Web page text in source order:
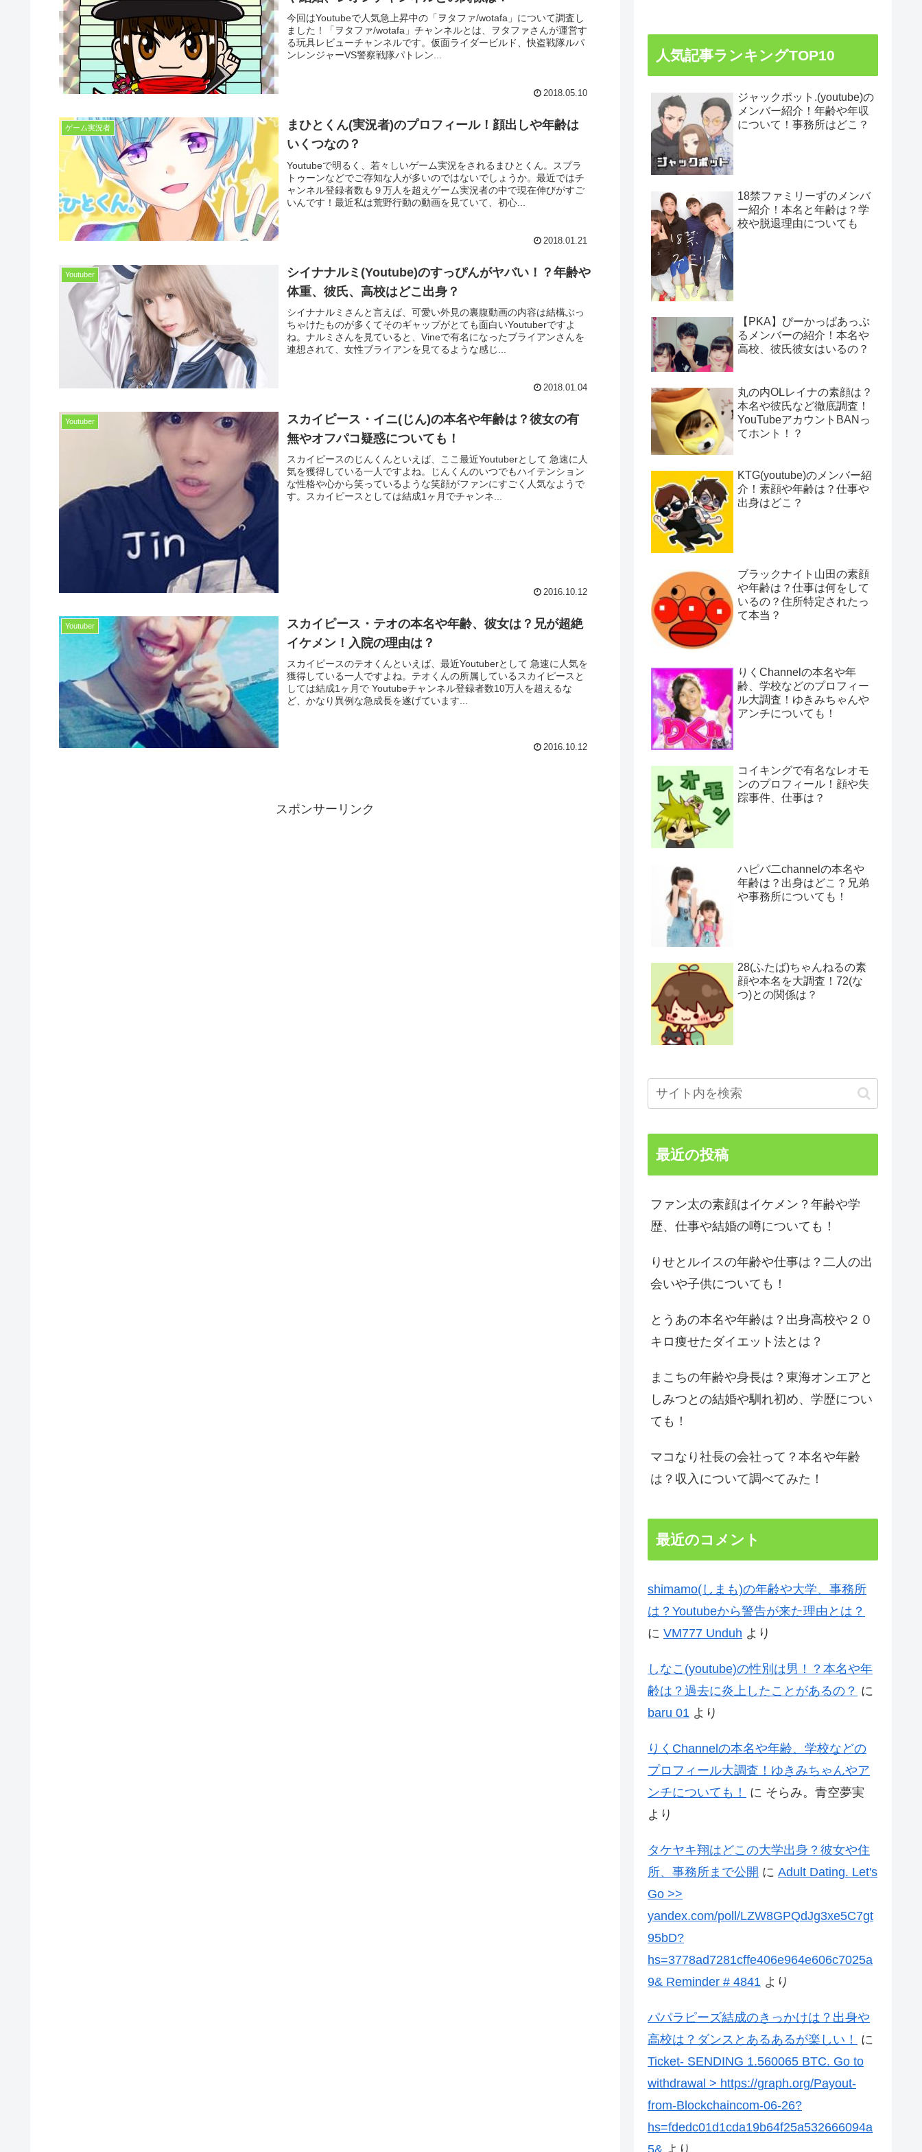
今回はYoutubeで人気急上昇中の「ヲタファ/wotafa」について調査し
ました！「ヲタファ/wotafa」チャンネルとは、ヲタファさんが運営す
る玩具レビューチャンネルです。仮面ライダービルド、快盗戦隊ルパ
ンレンジャーVS警察戦隊パトレン...
2018.05.10
ゲーム実況者
まひとくん(実況者)のプロフィール！顔出しや年齢は
いくつなの？
Youtubeで明るく、若々しいゲーム実況をされるまひとくん。スプラ
トゥーンなどでご存知な人が多いのではないでしょうか。最近ではチ
ャンネル登録者数も９万人を超えゲーム実況者の中で現在伸びがすご
いんです！最近私は荒野行動の動画を見ていて、初心...
2018.01.21
Youtuber
シイナナルミ(Youtube)のすっぴんがヤバい！？年齢や
体重、彼氏、高校はどこ出身？
シイナナルミさんと言えば、可愛い外見の裏腹動画の内容は結構ぶっ
ちゃけたものが多くてそのギャップがとても面白いYoutuberですよ
ね。ナルミさんを見ていると、Vineで有名になったブライアンさんを
連想されて、女性ブライアンを見てるような感じ...
2018.01.04
Youtuber
スカイピース・イニ(じん)の本名や年齢は？彼女の有
無やオフパコ疑惑についても！
スカイピースのじんくんといえば、ここ最近Youtuberとして 急速に人
気を獲得している一人ですよね。じんくんのいつでもハイテンション
な性格や心から笑っているような笑顔がファンにすごく人気なようで
す。スカイピースとしては結成1ヶ月でチャンネ...
2016.10.12
Youtuber
スカイピース・テオの本名や年齢、彼女は？兄が超絶
イケメン！入院の理由は？
スカイピースのテオくんといえば、最近Youtuberとして 急速に人気を
獲得している一人ですよね。テオくんの所属しているスカイピースと
しては結成1ヶ月で Youtubeチャンネル登録者数10万人を超えるな
ど、かなり異例な急成長を遂げています...
2016.10.12
スポンサーリンク
人気記事ランキングTOP10
ジャックポット.(youtube)の
メンバー紹介！年齢や年収
について！事務所はどこ？
18禁ファミリーずのメンバ
ー紹介！本名と年齢は？学
校や脱退理由についても
【PKA】ぴーかっぱあっぷ
るメンバーの紹介！本名や
高校、彼氏彼女はいるの？
丸の内OLレイナの素顔は？
本名や彼氏など徹底調査！
YouTubeアカウントBANっ
てホント！？
KTG(youtube)のメンバー紹
介！素顔や年齢は？仕事や
出身はどこ？
ブラックナイト山田の素顔
や年齢は？仕事は何をして
いるの？住所特定されたっ
て本当？
りくChannelの本名や年
齢、学校などのプロフィー
ル大調査！ゆきみちゃんや
アンチについても！
コイキングで有名なレオモ
ンのプロフィール！顔や失
踪事件、仕事は？
ハピバ二channelの本名や
年齢は？出身はどこ？兄弟
や事務所についても！
28(ふたば)ちゃんねるの素
顔や本名を大調査！72(な
つ)との関係は？
最近の投稿
ファン太の素顔はイケメン？年齢や学
歴、仕事や結婚の噂についても！
りせとルイスの年齢や仕事は？二人の出
会いや子供についても！
とうあの本名や年齢は？出身高校や２０
キロ痩せたダイエット法とは？
まこちの年齢や身長は？東海オンエアと
しみつとの結婚や馴れ初め、学歴につい
ても！
マコなり社長の会社って？本名や年齢
は？収入について調べてみた！
最近のコメント
shimamo(しまも)の年齢や大学、事務所
は？Youtubeから警告が来た理由とは？
に VM777 Unduh より
しなこ(youtube)の性別は男！？本名や年
齢は？過去に炎上したことがあるの？ に
baru 01 より
りくChannelの本名や年齢、学校などの
プロフィール大調査！ゆきみちゃんやア
ンチについても！
に そらみ。青空夢実
より
タケヤキ翔はどこの大学出身？彼女や住
所、事務所まで公開 に Adult Dating. Let's
Go >>
yandex.com/poll/LZW8GPQdJg3xe5C7gt
95bD?
hs=3778ad7281cffe406e964e606c7025a
9& Reminder # 4841 より
パパラピーズ結成のきっかけは？出身や
高校は？ダンスとあるあるが楽しい！
に
Ticket- SENDING 1.560065 BTC. Go to
withdrawal > https://graph.org/Payout-
from-Blockchaincom-06-26?
hs=fdedc01d1cda19b64f25a532666094a